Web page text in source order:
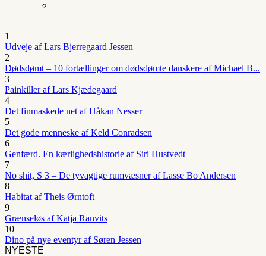
1
Udveje af Lars Bjerregaard Jessen
2
Dødsdømt – 10 fortællinger om dødsdømte danskere af Michael B...
3
Painkiller af Lars Kjædegaard
4
Det finmaskede net af Håkan Nesser
5
Det gode menneske af Keld Conradsen
6
Genfærd. En kærlighedshistorie af Siri Hustvedt
7
No shit, S 3 – De tyvagtige rumvæsner af Lasse Bo Andersen
8
Habitat af Theis Ørntoft
9
Grænseløs af Katja Ranvits
10
Dino på nye eventyr af Søren Jessen
NYESTE